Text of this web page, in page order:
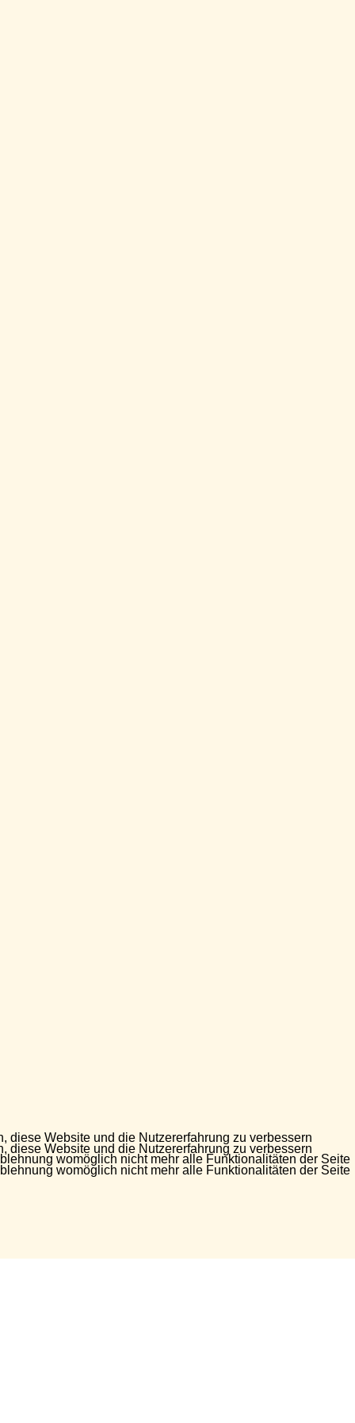
diese Website und die Nutzererfahrung zu verbessern
womöglich nicht mehr alle Funktionalitäten der Seite
diese Website und die Nutzererfahrung zu verbessern
womöglich nicht mehr alle Funktionalitäten der Seite